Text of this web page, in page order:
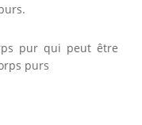
pur qui peut être
purs